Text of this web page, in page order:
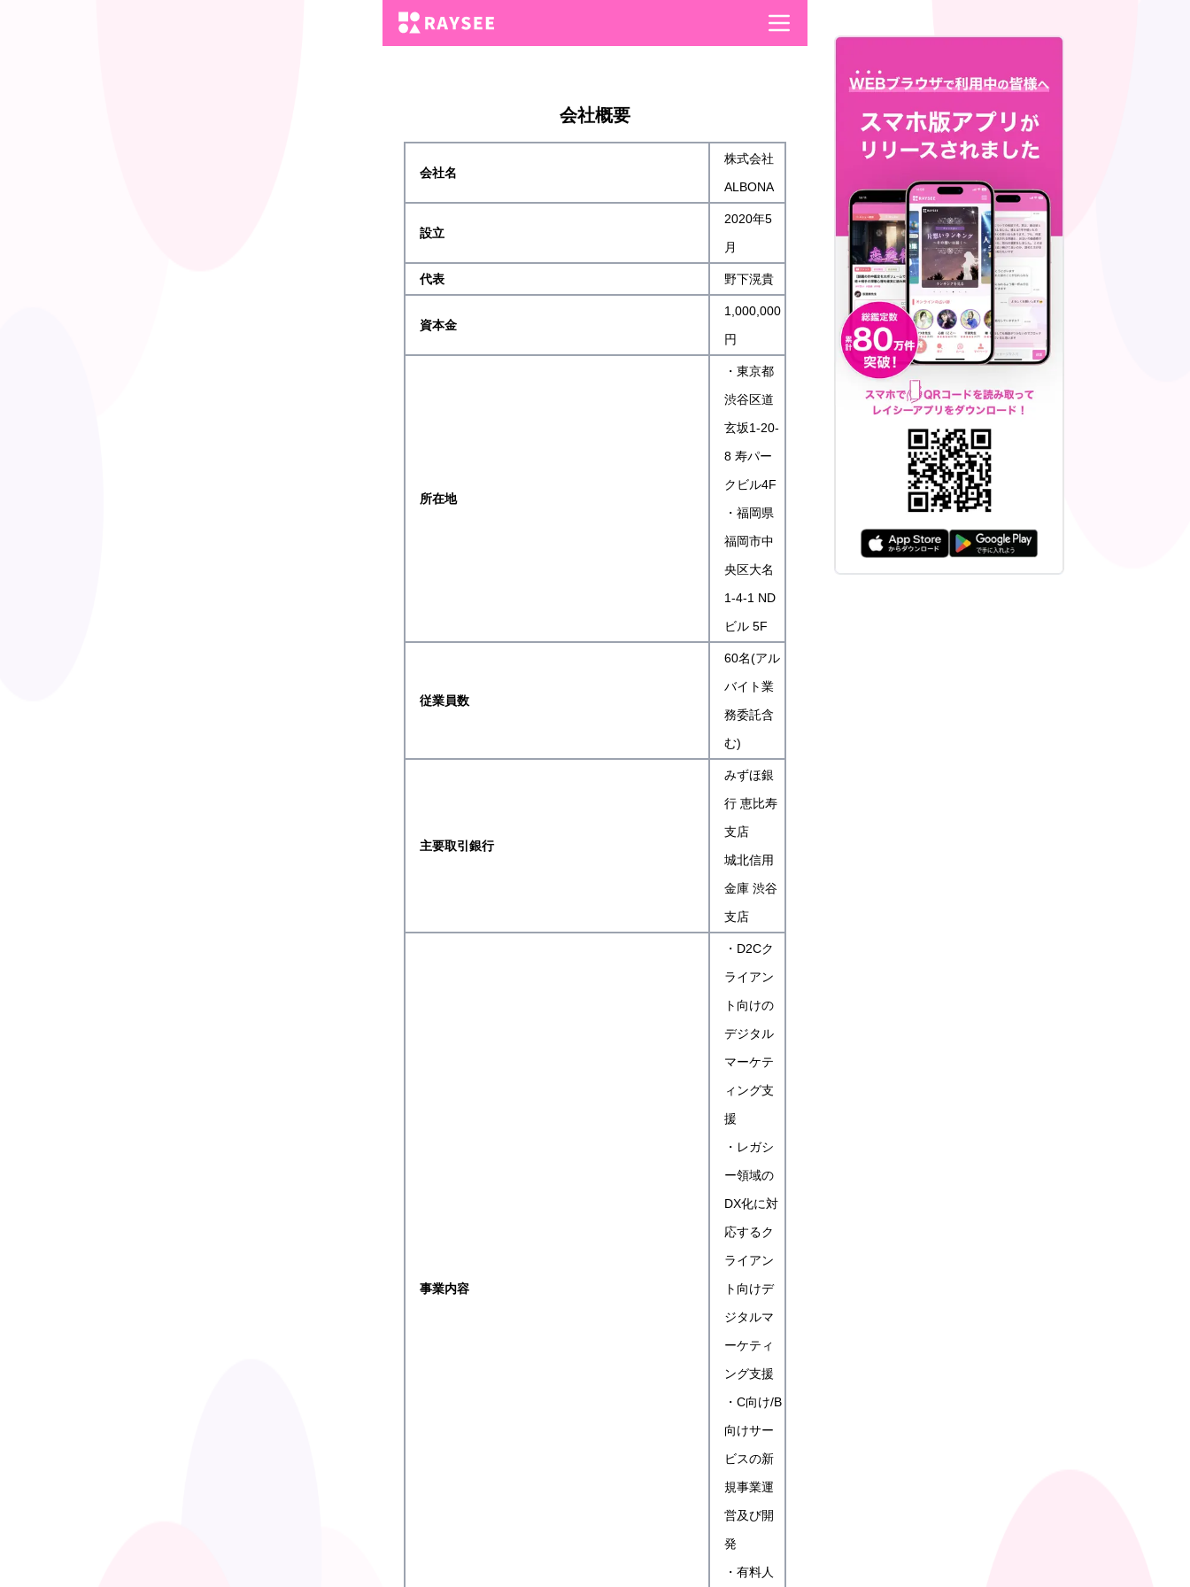
会社概要
会社名
株式会社
ALBONA
設立
2020年5
月
代表 野下滉貴
資本金
1,000,000
円
所在地
・東京都
渋谷区道
玄坂1-20-
8 寿パー
クビル4F
・福岡県
福岡市中
央区大名
1-4-1 ND
ビル 5F
従業員数
60名(アル
バイト業
務委託含
む)
主要取引銀行
みずほ銀
行 恵比寿
支店
城北信用
金庫 渋谷
支店
事業内容
・D2Cク
ライアン
ト向けの
デジタル
マーケテ
ィング支
援
・レガシ
ー領域の
DX化に対
応するク
ライアン
ト向けデ
ジタルマ
ーケティ
ング支援
・C向け/B
向けサー
ビスの新
規事業運
営及び開
発
・有料人